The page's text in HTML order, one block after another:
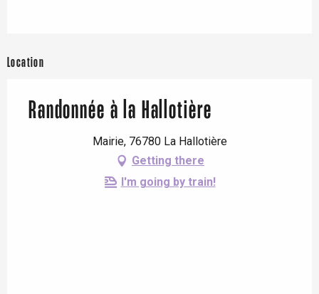
Location
Randonnée à la Hallotière
Mairie, 76780 La Hallotière
Getting there
I'm going by train!